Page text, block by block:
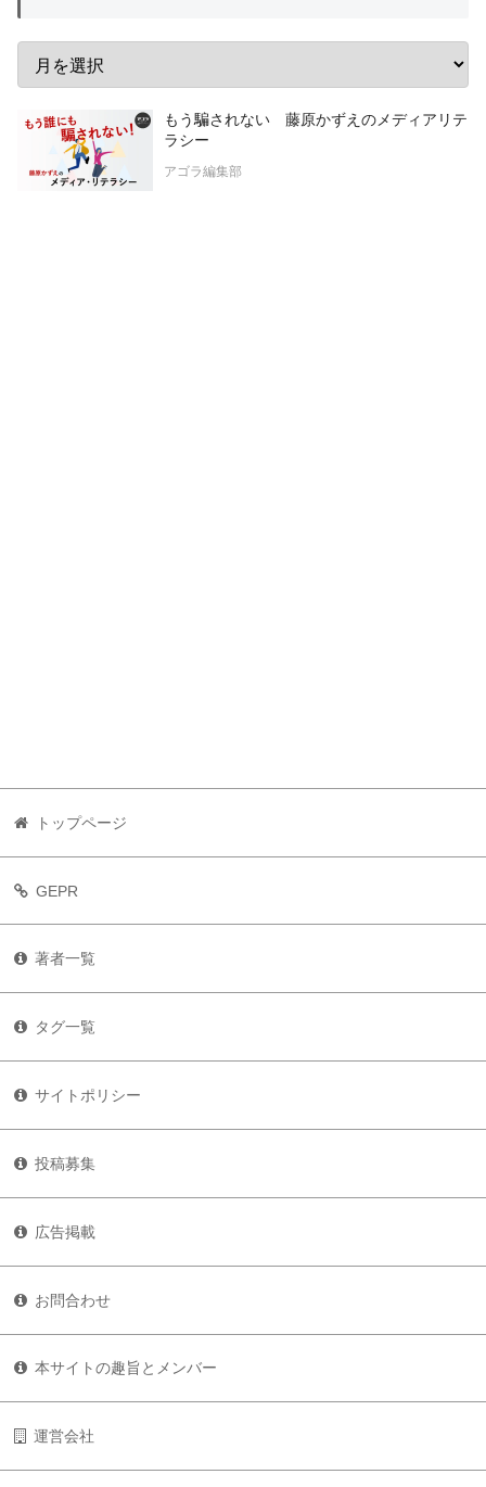
もう騙されない 藤原かずえのメディアリテ
ラシー
アゴラ編集部
トップページ
GEPR
著者一覧
タグ一覧
サイトポリシー
投稿募集
広告掲載
お問合わせ
本サイトの趣旨とメンバー
運営会社